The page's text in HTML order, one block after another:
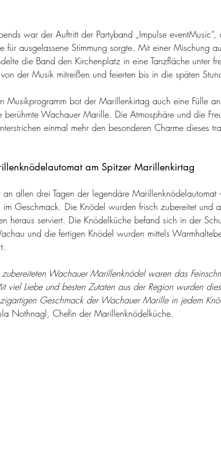
war der Auftritt der Partyband „Impulse
für ausgelassene Stimmung sorgte. Mit einer Mischung
die Band den Kirchenplatz in eine Tanzfläche unter
der Musik mitreißen und feierten bis in die späten
Musikprogramm bot der Marillenkirtag auch eine Fülle
berühmte Wachauer Marille. Die Atmosphäre und die
einmal mehr den besonderen Charme dieses
am Spitzer Marillenkirtag
an allen drei Tagen der legendäre
Geschmack. Die Knödel wurden frisch zubereitet und
heraus serviert. Die Knödelküche befand sich in der
und die fertigen Knödel wurden mittels
Wachauer Marillenknödel waren das
viel Liebe und besten Zutaten aus der Region wurden
Geschmack der Wachauer Marille in jedem
Nothnagl, Chefin der Marillenknödelküche.